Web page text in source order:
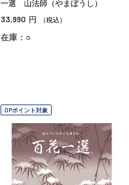
一選 山法師（やまぼうし）
33,990 円 （税込）
在庫：○
OPポイント対象